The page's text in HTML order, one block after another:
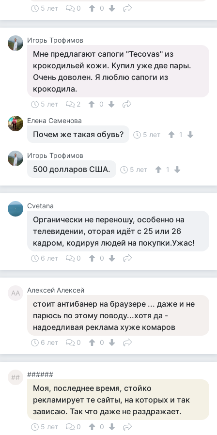
5 лет 0 0
Игорь Трофимов
Мне предлагают сапоги "Tecovas" из
крокодильей кожи. Купил уже две пары.
Очень доволен. Я люблю сапоги из
крокодила.
5 лет 2
0
Елена Семенова
Почем же такая обувь? 5 лет 1
Игорь Трофимов
500 долларов США. 5 лет 1
Cvetana
Органически не переношу, особенно на
телевидении, оторая идёт с 25 или 26
кадром, кодируя людей на покупки.Ужас!
6 лет 0 0
АA Алексей Aлексей
стоит антибанер на браузере ... даже и не
парюсь по этому поводу...хотя да -
надоедливая реклама хуже комаров
6 лет 0 0
## ######
Моя, последнее время, стойко
рекламирует те сайты, на которых и так
зависаю. Так что даже не раздражает.
5 лет 0 0